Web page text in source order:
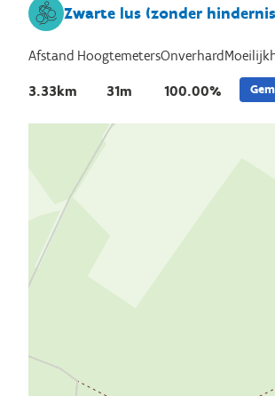
Zwarte lus (zonder
Afstand
3.33km
Hoogtemeters
31m
Onverhard
100.00%